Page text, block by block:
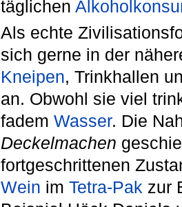
täglichen
Als echte
sich gerne in der
Kneipen, Trinkhallen
an. Obwohl sie viel
fadem Wasser. Die
Deckelmachen
fortgeschrittenen
Wein im Tetra-Pak zur